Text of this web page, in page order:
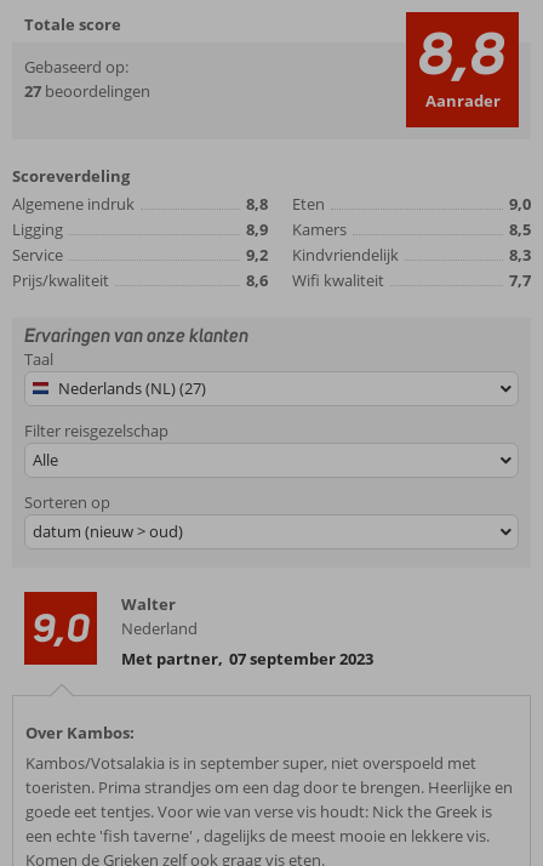
Totale score
Gebaseerd op:
27 beoordelingen 8,8
Aanrader
Scoreverdeling
Algemene indruk
8,8
Ligging
8,9
Service
9,2
Prijs/kwaliteit
8,6
Eten
9,0
Kamers
8,5
Kindvriendelijk
8,3
Wifi kwaliteit
7,7
Ervaringen van onze klanten
Taal
Nederlands (NL) (27)
Filter reisgezelschap
Alle
Sorteren op
datum (nieuw > oud)
9,0
Walter
Nederland
Met partner, 07 september 2023
Over Kambos:
Kambos/Votsalakia is in september super, niet overspoeld met
toeristen. Prima strandjes om een dag door te brengen. Heerlijke en
goede eet tentjes. Voor wie van verse vis houdt: Nick the Greek is
een echte 'fish taverne' , dagelijks de meest mooie en lekkere vis.
Komen de Grieken zelf ook graag vis eten.